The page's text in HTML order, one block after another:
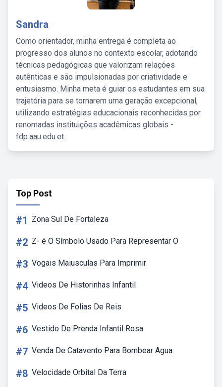
Sandra
Como orientador, minha entrega é completa ao
progresso dos alunos no contexto escolar, adotando
técnicas pedagógicas que valorizam relações
autênticas e são impulsionadas por criatividade e
entusiasmo. Minha meta é guiar os estudantes em sua
trajetória para se tornarem uma geração excepcional,
utilizando estratégias educacionais reconhecidas por
renomadas instituições acadêmicas globais -
fdp.aau.edu.et.
Top Post
#1 Zona Sul De Fortaleza
#2 Z- é O Símbolo Usado Para Representar O
#3 Vogais Maiusculas Para Imprimir
#4 Videos De Historinhas Infantil
#5 Videos De Folias De Reis
#6 Vestido De Prenda Infantil Rosa
#7 Venda De Catavento Para Bombear Agua
#8 Velocidade Orbital Da Terra